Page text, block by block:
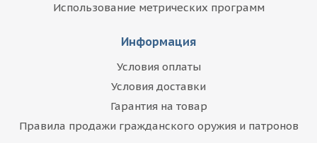
Использование метрических программ
Информация
Условия оплаты
Условия доставки
Гарантия на товар
Правила продажи гражданского оружия и патронов